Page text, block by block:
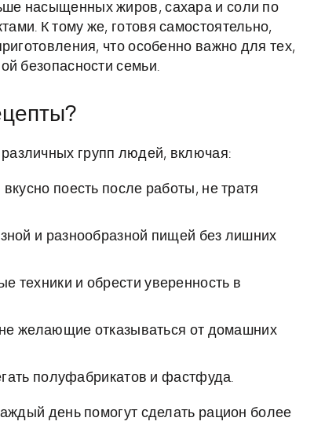
насыщенных жиров, сахара и соли по
К тому же, готовя самостоятельно,
что особенно важно для тех,
безопасности семьи.
групп людей, включая:
поесть после работы, не тратя
и разнообразной пищей без лишних
техники и обрести уверенность в
желающие отказываться от домашних
полуфабрикатов и фастфуда.
день помогут сделать рацион более